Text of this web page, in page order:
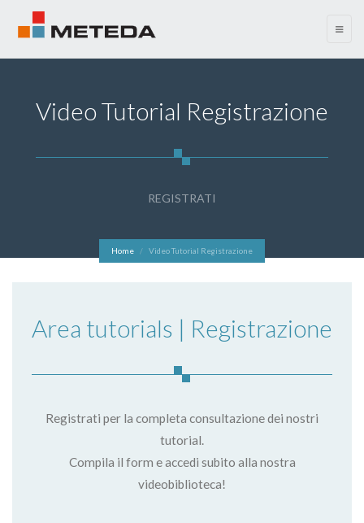
menu
Video Tutorial Registrazione
REGISTRATI
Home Video Tutorial Registrazione
Area tutorials | Registrazione
Registrati per la completa consultazione dei nostri
tutorial.
Compila il form e accedi subito alla nostra
videobiblioteca!